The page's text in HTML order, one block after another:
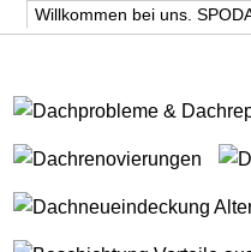
Willkommen bei uns.